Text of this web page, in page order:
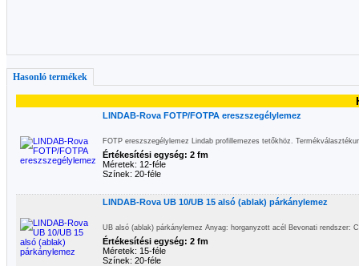
Hasonló termékek
LINDAB-Rova FOTP/FOTPA ereszszegélylemez
FOTP ereszszegélylemez Lindab profillemezes tetőkhöz.
Értékesítési egység: 2 fm
Méretek: 12-féle
Színek: 20-féle
LINDAB-Rova UB 10/UB 15 alsó (ablak) párkánylemez
UB alsó (ablak) párkánylemez Anyag: horganyzott acél Bevonati rendszer:
Értékesítési egység: 2 fm
Méretek: 15-féle
Színek: 20-féle